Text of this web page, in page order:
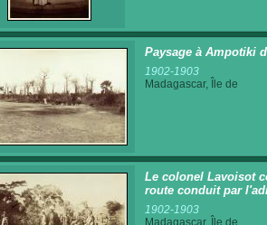
Paysage à Ampotiki
1902-1903
Madagascar, Île de
Le colonel Lavoisot
route conduit par
1902-1903
Madagascar, Île de